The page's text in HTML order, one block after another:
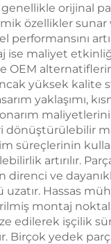
orijinal
özellikler sunar
performansını
ise maliyet
OEM
yüksek kalite
yaklaşımı,
maliyetlerini
dönüştürülebilir
süreçlerinin
artırılır.
direnci ve
uzatır. Hassas
montaj
edilerek işçilik
Birçok yedek